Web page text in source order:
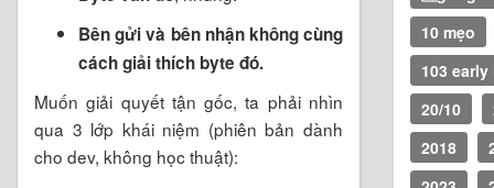
Bên gửi và bên nhận không cùng
cách giải thích byte đó.
Muốn giải quyết tận gốc, ta phải nhìn
qua 3 lớp khái niệm (phiên bản dành
cho dev, không học thuật):
10 mẹo
103
20/10
2018